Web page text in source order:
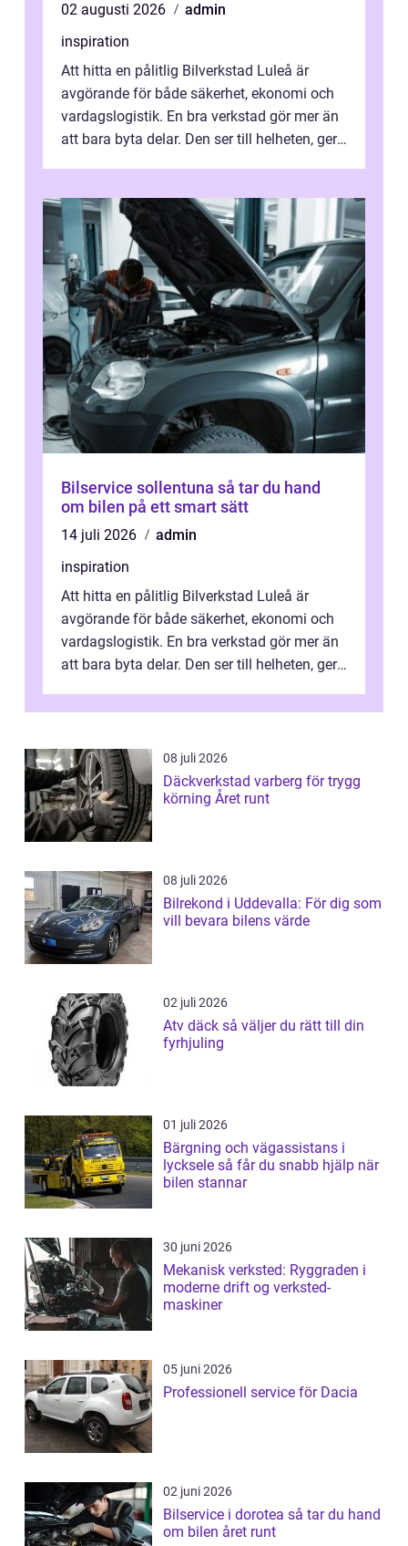
02 augusti 2026
admin
inspiration
Att hitta en pålitlig Bilverkstad Luleå är
avgörande för både säkerhet, ekonomi och
vardagslogistik. En bra verkstad gör mer än
att bara byta delar. Den ser till helheten, ger
Bilservice sollentuna så tar du hand
om bilen på ett smart sätt
14 juli 2026
admin
inspiration
Att hitta en pålitlig Bilverkstad Luleå är
avgörande för både säkerhet, ekonomi och
vardagslogistik. En bra verkstad gör mer än
att bara byta delar. Den ser till helheten, ger
08 juli 2026
Däckverkstad varberg för trygg
körning Året runt
08 juli 2026
Bilrekond i Uddevalla: För dig som
vill bevara bilens värde
02 juli 2026
Atv däck så väljer du rätt till din
fyrhjuling
01 juli 2026
Bärgning och vägassistans i
lycksele så får du snabb hjälp när
bilen stannar
30 juni 2026
Mekanisk verksted: Ryggraden i
moderne drift og verksted-
maskiner
05 juni 2026
Professionell service för Dacia
02 juni 2026
Bilservice i dorotea så tar du hand
om bilen året runt